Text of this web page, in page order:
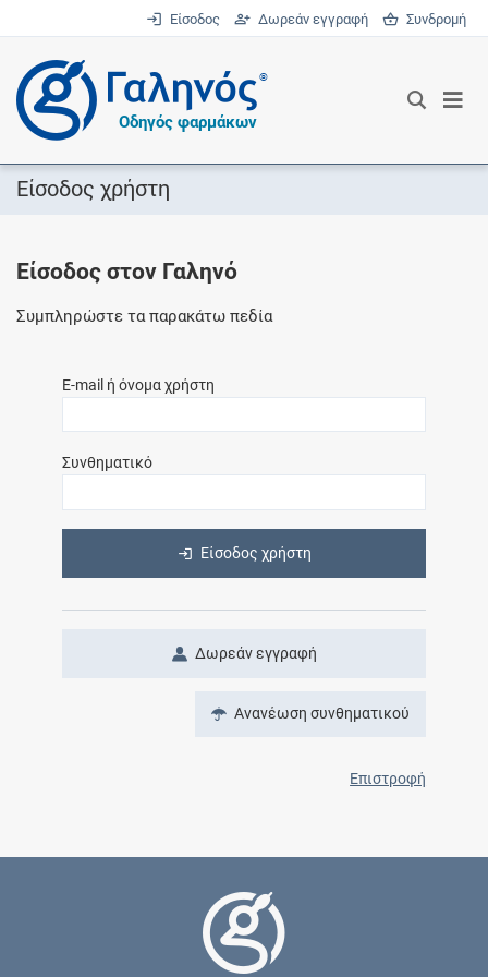
Είσοδος Δωρεάν εγγραφή Συνδρομή
®
Οδηγός φαρμάκων
Είσοδος χρήστη
Είσοδος στον Γαληνό
Συμπληρώστε τα παρακάτω πεδία
E-mail ή όνομα χρήστη
Συνθηματικό
Είσοδος χρήστη
Δωρεάν εγγραφή
Ανανέωση συνθηματικού
Επιστροφή